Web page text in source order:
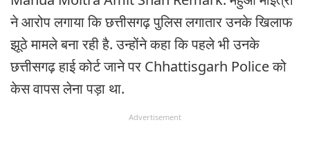
ने आरोप लगाया कि छत्तीसगढ़ पुलिस लगातार उनके खिलाफ
झूठे मामले बना रही है. उन्होंने कहा कि पहले भी उनके
छत्तीसगढ़ हाई कोर्ट जाने पर Chhattisgarh Police को
केस वापस लेना पड़ा था.
Advertisement